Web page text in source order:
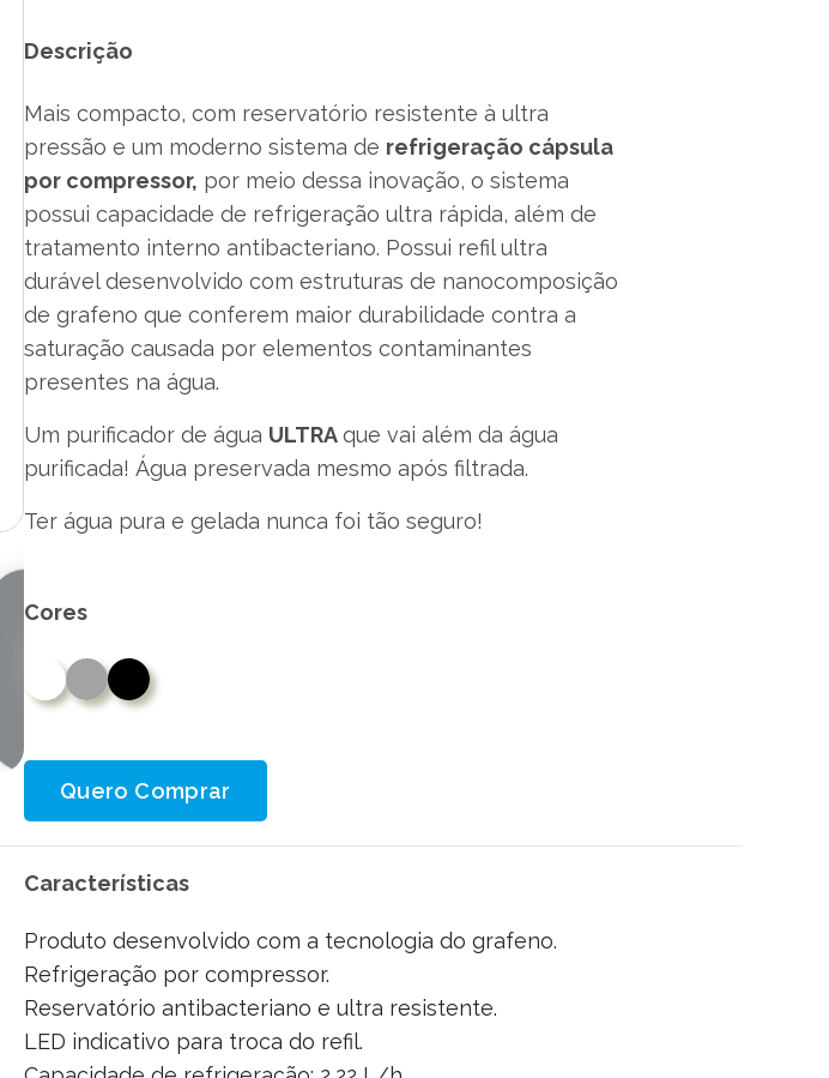
Descrição
Mais compacto, com reservatório resistente à ultra
pressão e um moderno sistema de refrigeração cápsula
por compressor, por meio dessa inovação, o sistema
possui capacidade de refrigeração ultra rápida, além de
tratamento interno antibacteriano. Possui refil ultra
durável desenvolvido com estruturas de nanocomposição
de grafeno que conferem maior durabilidade contra a
saturação causada por elementos contaminantes
presentes na água.
Um purificador de água ULTRAque vai além da água
purificada! Água preservada mesmo após filtrada.
Ter água pura e gelada nunca foi tão seguro!
Cores
Quero Comprar
Características
Produto desenvolvido com a tecnologia do grafeno.
Refrigeração por compressor.
Reservatório antibacteriano e ultra resistente.
LED indicativo para troca do refil.